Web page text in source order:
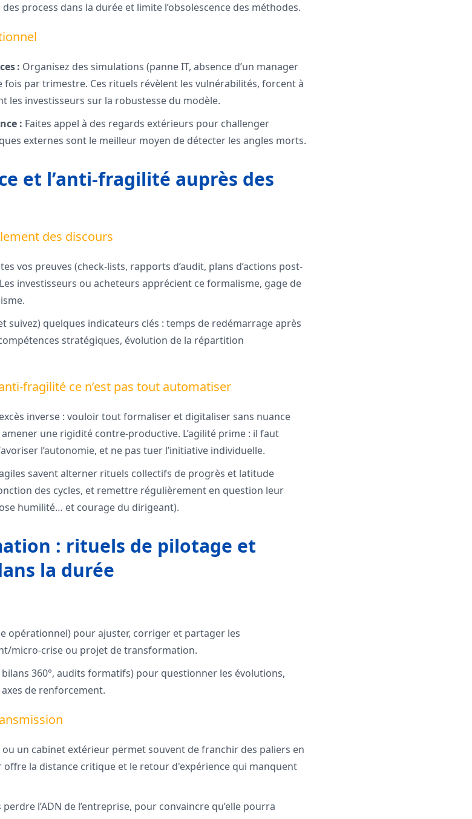
process dans la durée et limite l’obsolescence des méthodes.
: Organisez des simulations (panne IT, absence d’un manager
fois par trimestre. Ces rituels révèlent les vulnérabilités, forcent à
les investisseurs sur la robustesse du modèle.
: Faites appel à des regards extérieurs pour challenger
externes sont le meilleur moyen de détecter les angles morts.
et l’anti-fragilité auprès des
des discours
vos preuves (check-lists, rapports d’audit, plans d’actions post-
investisseurs ou acheteurs apprécient ce formalisme, gage de
suivez) quelques indicateurs clés : temps de redémarrage après
stratégiques, évolution de la répartition
fragilité ce n’est pas tout automatiser
inverse : vouloir tout formaliser et digitaliser sans nuance
une rigidité contre-productive. L’agilité prime : il faut
l’autonomie, et ne pas tuer l’initiative individuelle.
savent alterner rituels collectifs de progrès et latitude
des cycles, et remettre régulièrement en question leur
humilité… et courage du dirigeant).
: rituels de pilotage et
la durée
opérationnel) pour ajuster, corriger et partager les
micro-crise ou projet de transformation.
360°, audits formatifs) pour questionner les évolutions,
de renforcement.
un cabinet extérieur permet souvent de franchir des paliers en
la distance critique et le retour d'expérience qui manquent
l’ADN de l’entreprise, pour convaincre qu’elle pourra